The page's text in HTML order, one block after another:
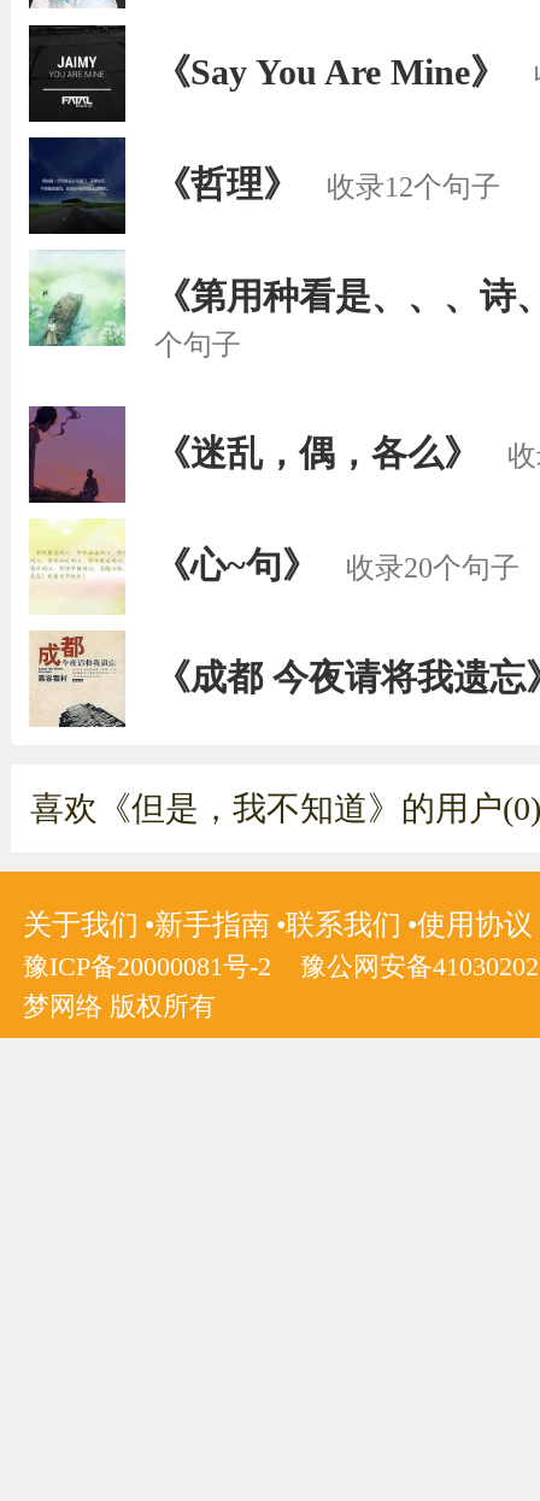
《Say You Are Mine》
《哲理》 收录12个句子
《第用种看是、、、诗
个句子
《迷乱，偶，各么》
《心~句》 收录20个句子
《成都 今夜请将我遗忘
喜欢《但是，我不知道》的用户(0)
关于我们 新手指南 联系我们 使用协议
豫ICP备20000081号-2
豫公网安备
梦网络 版权所有